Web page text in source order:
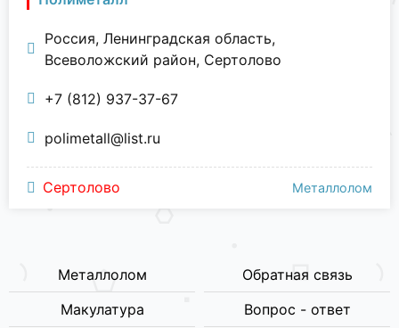
Россия, Ленинградская область,
Всеволожский район, Сертолово
+7 (812) 937-37-67
polimetall@list.ru
Сертолово Металлолом
Металлолом
Макулатура
Обратная связь
Вопрос - ответ